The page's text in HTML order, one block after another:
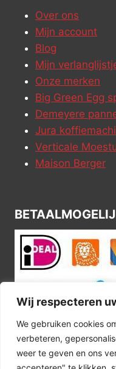
Wij respecteren
We gebruiken cookies
verbeteren,
weer te geven en ons
Over ons
Mijn account
Blog
Mijn
Onze merken
Big Green Egg
Demeyere
Jura
Verticale
Maison Berger